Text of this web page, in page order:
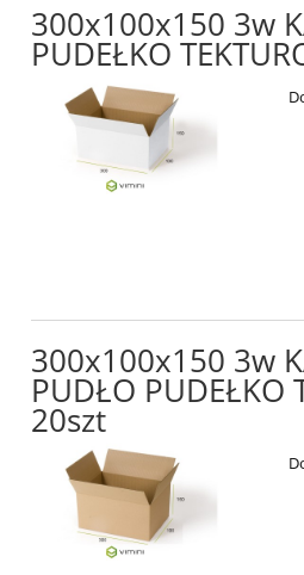
300x100x150 3w
PUDEŁKO
300x100x150 3w
PUDŁO PUDEŁKO
20szt